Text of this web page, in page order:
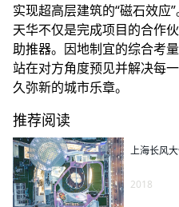
实现超高层建筑的“磁石效应”
天华不仅是完成项目的合作
助推器。因地制宜的综合考
站在对方角度预见并解决每
久弥新的城市乐章。
推荐阅读
上海长风
2018